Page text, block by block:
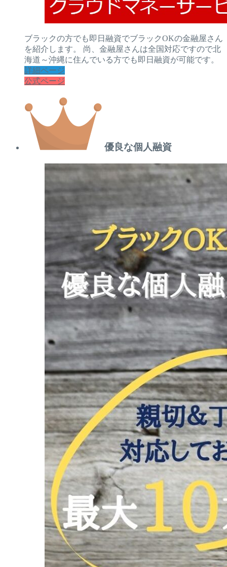
ブラックの方でも即日融資でブラックOKの金融屋さん
を紹介します。 尚、金融屋さんは全国対応ですので北
海道～沖縄に住んでいる方でも即日融資が可能です。
詳細ページ
公式ページ
優良な個人融資